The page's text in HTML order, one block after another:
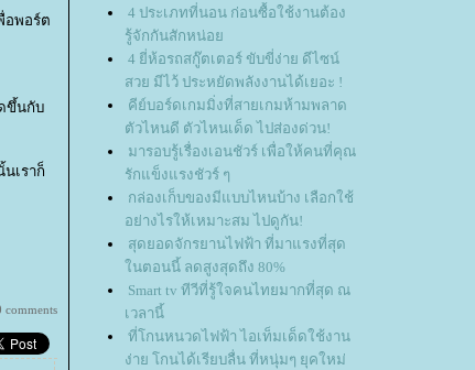
อพอร์ต
ขึ้นกับ
เราก็
comments
4 ประเภทที่นอน ก่อนซื้อใช้งานต้อง
รู้จักกันสักหน่อ
4 ยี่ห้อรถสกู๊ตเตอร์ ขับขี่ง่าย ดีไซน์
สวย มีไว้ ประหยัดพลังงานได้เยอะ !
คีย์บอร์ดเกมมิ่งที่สายเกมห้ามพลาด
ตัวไหนดี ตัวไหนเด็ด ไปส่องด่วน!
มารอบรู้เรื่องเอนชัวร์ เพื่อให้คนที่คุณ
รักแข็งแรงชัวร์ ๆ
กล่องเก็บของมีแบบไหนบ้าง เลือกใช้
อย่างไรให้เหมาะสม ไปดูกัน!
สุดยอดจักรยานไฟฟ้า ที่มาแรงที่สุด
นตอนนี้ ลดสูงสุดถึง 80%
Smart tv ทีวีที่รู้ใจคนไทยมากที่สุด ณ
เวลานี้
ที่โกนหนวดไฟฟ้า ไอเท็มเด็ดใช้งาน
ง่าย โกนได้เรียบลื่น ที่หนุ่มๆ ยุคใหม่